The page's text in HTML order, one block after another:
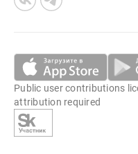
Public user contributions
attribution required